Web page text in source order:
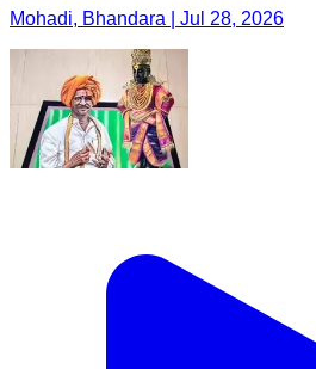
Mohadi, Bhandara | Jul 28, 2026